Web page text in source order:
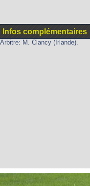
Infos complémentaires
Arbitre: M. Clancy (Irlande).